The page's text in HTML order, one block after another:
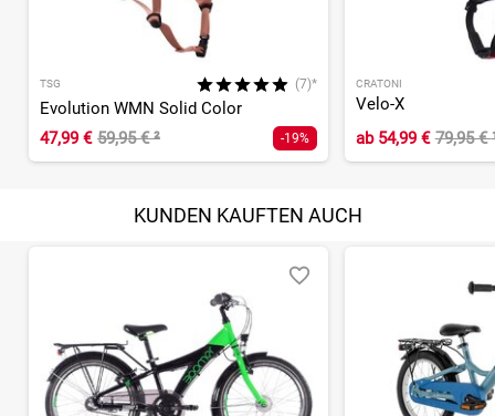
TSG (7)*
Evolution WMN Solid Color
47,99 € 59,95 €² -19%
CRATONI
Velo-X
ab54,99 € 79,95 €
KUNDEN KAUFTEN AUCH